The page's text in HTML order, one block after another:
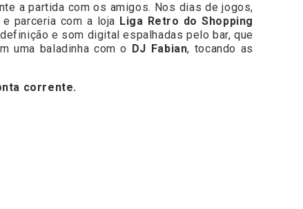
a partida com os amigos. Nos dias de jogos,
e parceria com a loja Liga Retro do Shopping
e som digital espalhadas pelo bar, que
uma baladinha com o
DJ Fabian, tocando as
corrente.